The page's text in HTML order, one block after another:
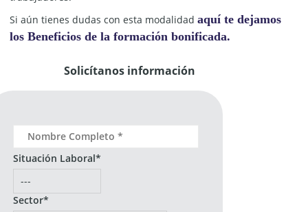
Si aún tienes dudas con esta modalidadaquí te dejamos
los Beneficios de la formación bonificada.
Solicítanos información
Situación Laboral*
Sector*